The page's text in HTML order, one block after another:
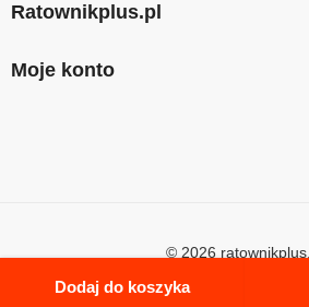
Dodaj do koszyka
Ratownikplus.pl
Moje konto
© 2026